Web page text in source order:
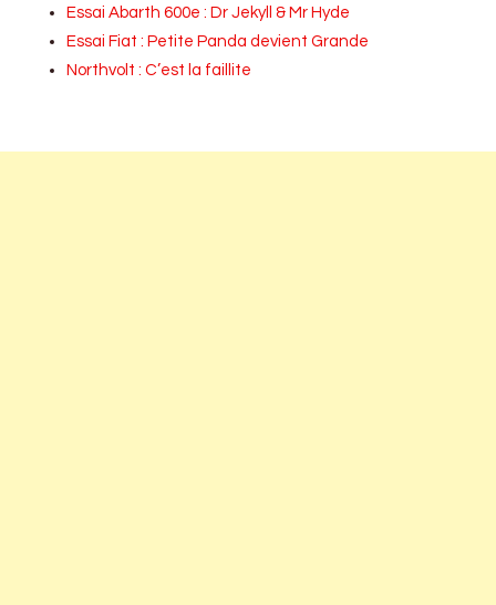
Essai Abarth 600e : Dr Jekyll & Mr Hyde
Essai Fiat : Petite Panda devient Grande
Northvolt : C’est la faillite